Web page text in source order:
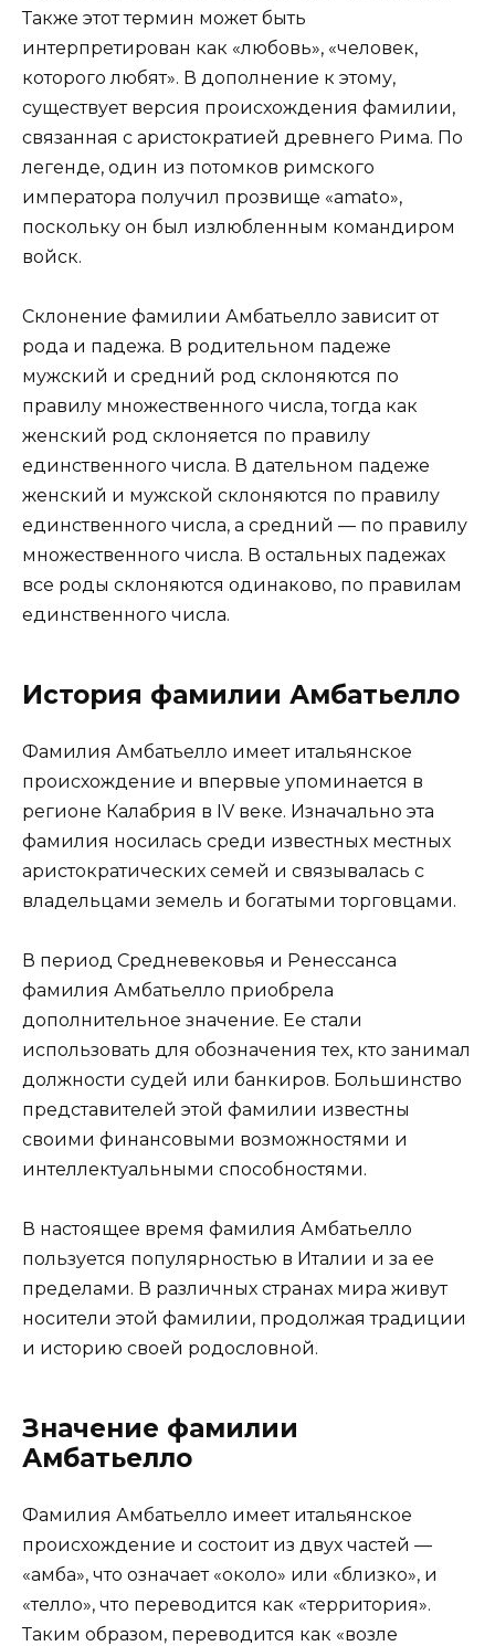
Также этот термин может быть
интерпретирован как «любовь», «человек,
которого любят». В дополнение к этому,
существует версия происхождения фамилии,
связанная с аристократией древнего Рима. По
легенде, один из потомков римского
императора получил прозвище «amato»,
поскольку он был излюбленным командиром
войск.
Склонение фамилии Амбатьелло зависит от
рода и падежа. В родительном падеже
мужский и средний род склоняются по
правилу множественного числа, тогда как
женский род склоняется по правилу
единственного числа. В дательном падеже
женский и мужской склоняются по правилу
единственного числа, а средний — по правилу
множественного числа. В остальных падежах
все роды склоняются одинаково, по правилам
единственного числа.
История фамилии Амбатьелло
Фамилия Амбатьелло имеет итальянское
происхождение и впервые упоминается в
регионе Калабрия в IV веке. Изначально эта
фамилия носилась среди известных местных
аристократических семей и связывалась с
владельцами земель и богатыми торговцами.
В период Средневековья и Ренессанса
фамилия Амбатьелло приобрела
дополнительное значение. Ее стали
использовать для обозначения тех, кто занимал
должности судей или банкиров. Большинство
представителей этой фамилии известны
своими финансовыми возможностями и
интеллектуальными способностями.
В настоящее время фамилия Амбатьелло
пользуется популярностью в Италии и за ее
пределами. В различных странах мира живут
носители этой фамилии, продолжая традиции
и историю своей родословной.
Значение фамилии
Амбатьелло
Фамилия Амбатьелло имеет итальянское
происхождение и состоит из двух частей —
«амба», что означает «около» или «близко», и
«телло», что переводится как «территория».
Таким образом, переводится как «возле